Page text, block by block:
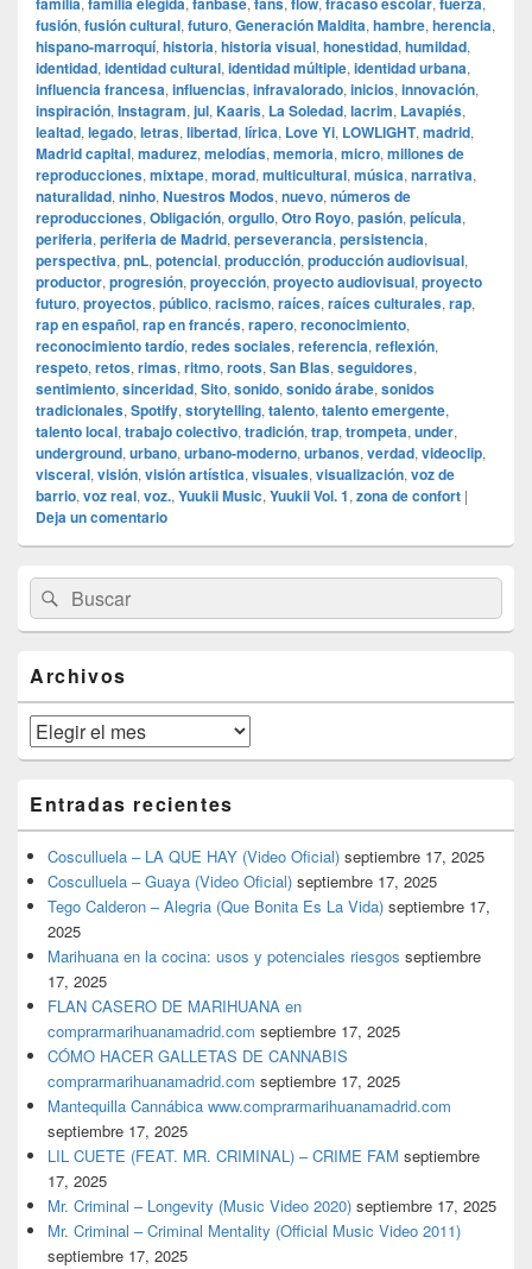
fusión, fusión cultural, futuro, Generación Maldita, hambre, herencia,
hispano-marroquí, historia, historia visual, honestidad, humildad,
identidad, identidad cultural, identidad múltiple, identidad urbana,
influencia francesa, influencias, infravalorado, inicios, innovación,
inspiración, Instagram, jul, Kaaris, La Soledad, lacrim, Lavapiés,
lealtad, legado, letras, libertad, lírica, Love Yi, LOWLIGHT, madrid,
Madrid capital, madurez, melodías, memoria, micro, millones de
reproducciones, mixtape, morad, multicultural, música, narrativa,
naturalidad, ninho, Nuestros Modos, nuevo, números de
reproducciones, Obligación, orgullo, Otro Royo, pasión, película,
periferia, periferia de Madrid, perseverancia, persistencia,
perspectiva, pnL, potencial, producción, producción audiovisual,
productor, progresión, proyección, proyecto audiovisual, proyecto
futuro, proyectos, público, racismo, raíces, raíces culturales, rap,
rap en español, rap en francés, rapero, reconocimiento,
reconocimiento tardío, redes sociales, referencia, reflexión,
respeto, retos, rimas, ritmo, roots, San Blas, seguidores,
sentimiento, sinceridad, Sito, sonido, sonido árabe, sonidos
tradicionales, Spotify, storytelling, talento, talento emergente,
talento local, trabajo colectivo, tradición, trap, trompeta, under,
underground, urbano, urbano-moderno, urbanos, verdad, videoclip,
visceral, visión, visión artística, visuales, visualización, voz de
barrio, voz real, voz., Yuukii Music, Yuukii Vol. 1, zona de confort |
Deja un comentario
área
de
widget
lateral
primaria
Buscar
por:
Buscar
Archivos
Archivos
Entradas recientes
Cosculluela – LA QUE HAY (Video Oficial) septiembre 17, 2025
Cosculluela – Guaya (Video Oficial) septiembre 17, 2025
Tego Calderon – Alegria (Que Bonita Es La Vida) septiembre 17,
2025
Marihuana en la cocina: usos y potenciales riesgos septiembre
17, 2025
FLAN CASERO DE MARIHUANA en
comprarmarihuanamadrid.com septiembre 17, 2025
CÓMO HACER GALLETAS DE CANNABIS
comprarmarihuanamadrid.com septiembre 17, 2025
Mantequilla Cannábica www.comprarmarihuanamadrid.com
septiembre 17, 2025
LIL CUETE (FEAT. MR. CRIMINAL) – CRIME FAM septiembre
17, 2025
Mr. Criminal – Longevity (Music Video 2020) septiembre 17, 2025
Mr. Criminal – Criminal Mentality (Official Music Video 2011)
septiembre 17, 2025